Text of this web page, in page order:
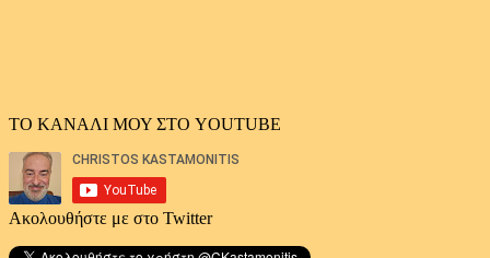
ΤΟ ΚΑΝΑΛΙ ΜΟΥ ΣΤΟ YOUTUBE
Ακολουθήστε με στο Twitter